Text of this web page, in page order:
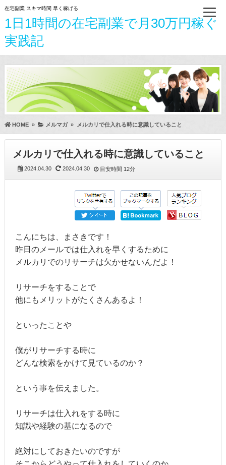
在宅副業 スキマ時間 早く稼げる
1日1時間の在宅副業で月30万円稼ぐ
実践記
HOME» メルマガ» メルカリで仕入れる時に意識していること
メルカリで仕入れる時に意識していること
2024.04.30 2024.04.30 目安時間 12分
こんにちは、まさきです！
昨日のメールでは仕入れを早くするために
メルカリでのリサーチは欠かせないんだよ！
リサーチをすることで
他にもメリットがたくさんあるよ！
といったことや
僕がリサーチする時に
どんな検索をかけて見ているのか？
という事を伝えました。
リサーチは仕入れをする時に
知識や経験の基になるので
絶対にしておきたいのですが